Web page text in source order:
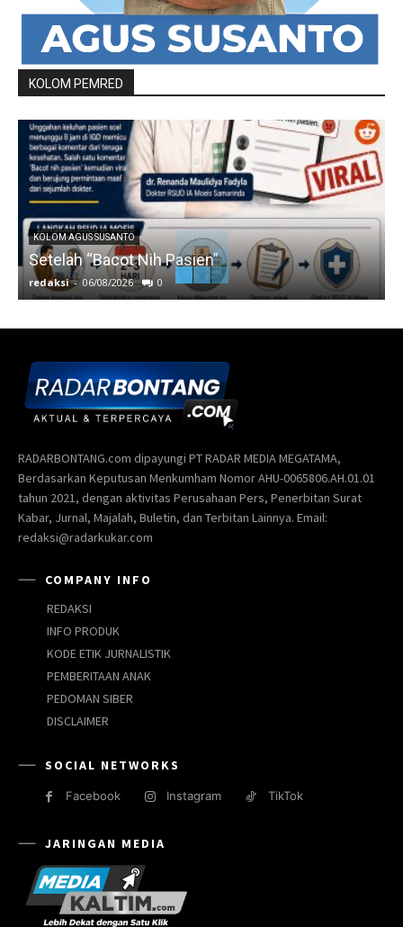
KOLOM PEMRED
KOLOM AGUS SUSANTO
Setelah “Bacot Nih Pasien”
redaksi - 06/08/2026 0
RADARBONTANG.com dipayungi PT RADAR MEDIA MEGATAMA,
Berdasarkan Keputusan Menkumham Nomor AHU-0065806.AH.01.01
tahun 2021, dengan aktivitas Perusahaan Pers, Penerbitan Surat
Kabar, Jurnal, Majalah, Buletin, dan Terbitan Lainnya. Email:
redaksi@radarkukar.com
COMPANY INFO
REDAKSI
INFO PRODUK
KODE ETIK JURNALISTIK
PEMBERITAAN ANAK
PEDOMAN SIBER
DISCLAIMER
SOCIAL NETWORKS
Facebook Instagram TikTok
JARINGAN MEDIA